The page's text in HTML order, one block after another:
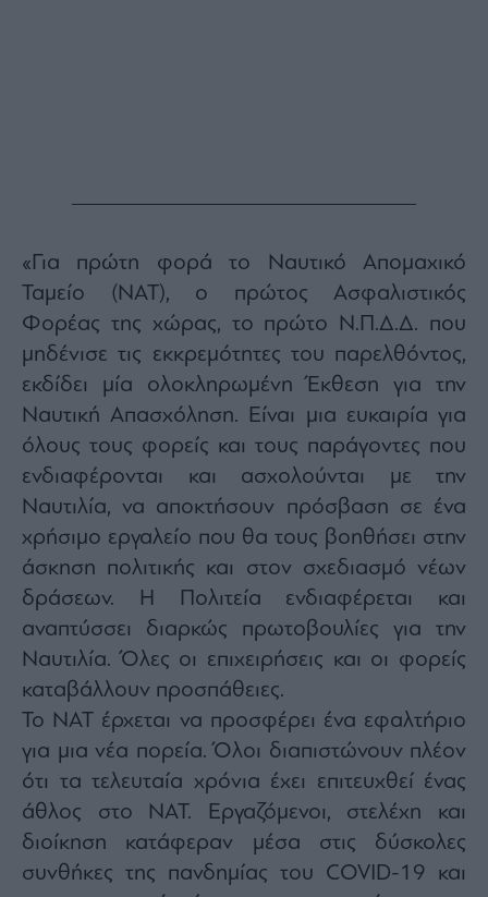
By
your
email,
you
agree
to
our
and
Privacy
Notice.
You
opt
out
at
any
time.
This
is
by
reCAPTCHA
the
Privacy
and
Terms
of
Service
apply.
«Για πρώτη φορά το Ναυτικό Απομαχικό
Ταμείο (ΝΑΤ), ο πρώτος Ασφαλιστικός
Φορέας της χώρας, το πρώτο Ν.Π.Δ.Δ. που
μηδένισε τις εκκρεμότητες του παρελθόντος,
εκδίδει μία ολοκληρωμένη Έκθεση για την
Ναυτική Απασχόληση. Είναι μια ευκαιρία για
όλους τους φορείς και τους παράγοντες που
ενδιαφέρονται και ασχολούνται με την
Ναυτιλία, να αποκτήσουν πρόσβαση σε ένα
χρήσιμο εργαλείο που θα τους βοηθήσει στην
άσκηση πολιτικής και στον σχεδιασμό νέων
δράσεων. Η Πολιτεία ενδιαφέρεται και
αναπτύσσει διαρκώς πρωτοβουλίες για την
Ναυτιλία. Όλες οι επιχειρήσεις και οι φορείς
καταβάλλουν προσπάθειες.
Το ΝΑΤ έρχεται να προσφέρει ένα εφαλτήριο
για μια νέα πορεία. Όλοι διαπιστώνουν πλέον
ότι τα τελευταία χρόνια έχει επιτευχθεί ένας
άθλος στο ΝΑΤ. Εργαζόμενοι, στελέχη και
διοίκηση κατάφεραν μέσα στις δύσκολες
συνθήκες της πανδημίας του COVID-19 και